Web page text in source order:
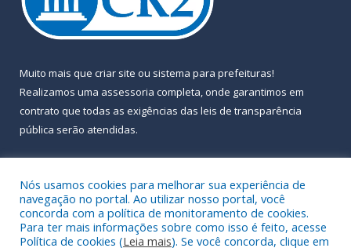
Muito mais que criar site ou sistema para prefeituras!
Realizamos uma assessoria completa, onde garantimos em
contrato que todas as exigências das leis de transparência
pública serão atendidas.
Nós usamos cookies para melhorar sua experiência de
navegação no portal. Ao utilizar nosso portal, você
concorda com a política de monitoramento de cookies.
Para ter mais informações sobre como isso é feito, acesse
Política de cookies (Leia mais). Se você concorda, clique em